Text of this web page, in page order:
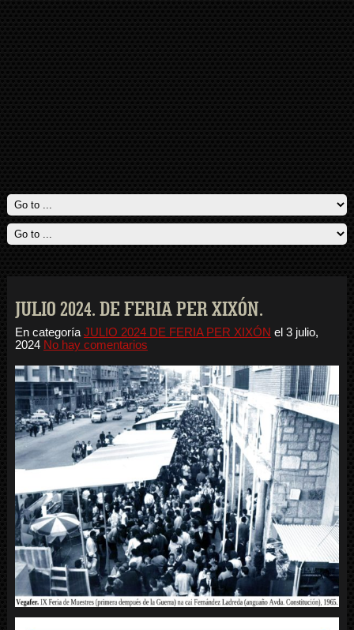
JULIO 2024. DE FERIA PER XIXÓN.
En categoría JULIO 2024 DE FERIA PER XIXÓN el 3 julio,
2024 No hay comentarios